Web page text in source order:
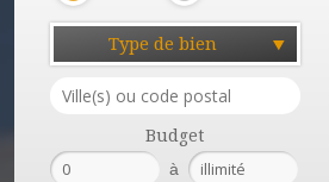
Type de bien
Budget
à